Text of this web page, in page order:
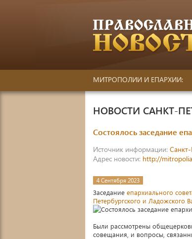
МИТРОПОЛИИ И ЕПАРХИИ:
НОВОСТИ САНКТ-
Состоялось заседание
Источник информации:
Адрес новости: http://
4 Сентября 2023
Заседание епархиального
Петербургского и Ладожского
Были рассмотрены
совещания, и вопросы,